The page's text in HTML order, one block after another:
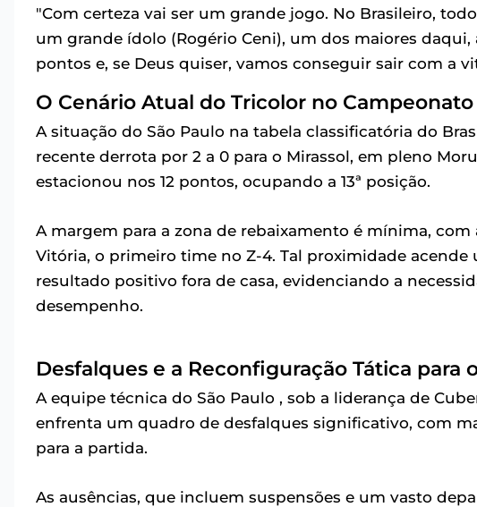
"Com certeza vai ser um grande jogo. No Brasileiro,
um grande ídolo (Rogério Ceni), um dos maiores
pontos e, se Deus quiser, vamos conseguir sair com a
O Cenário Atual do Tricolor no
A situação do São Paulo na tabela classificatória do
recente derrota por 2 a 0 para o Mirassol, em pleno
estacionou nos 12 pontos, ocupando a 13ª posição.
A margem para a zona de rebaixamento é mínima,
Vitória, o primeiro time no Z-4. Tal proximidade acende
resultado positivo fora de casa, evidenciando a
desempenho.
Desfalques e a Reconfiguração Tática para
A equipe técnica do São Paulo , sob a liderança de
enfrenta um quadro de desfalques significativo, com
para a partida.
As ausências, que incluem suspensões e um vasto